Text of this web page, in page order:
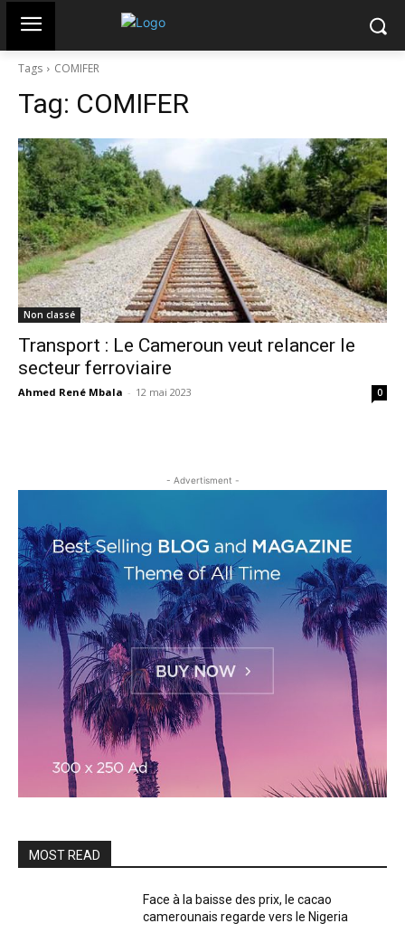
Tags COMIFER
Tag: COMIFER
Non classé
Transport : Le Cameroun veut relancer le
secteur ferroviaire
Ahmed René Mbala - 12 mai 2023 0
- Advertisment -
MOST READ
Face à la baisse des prix, le cacao
camerounais regarde vers le Nigeria